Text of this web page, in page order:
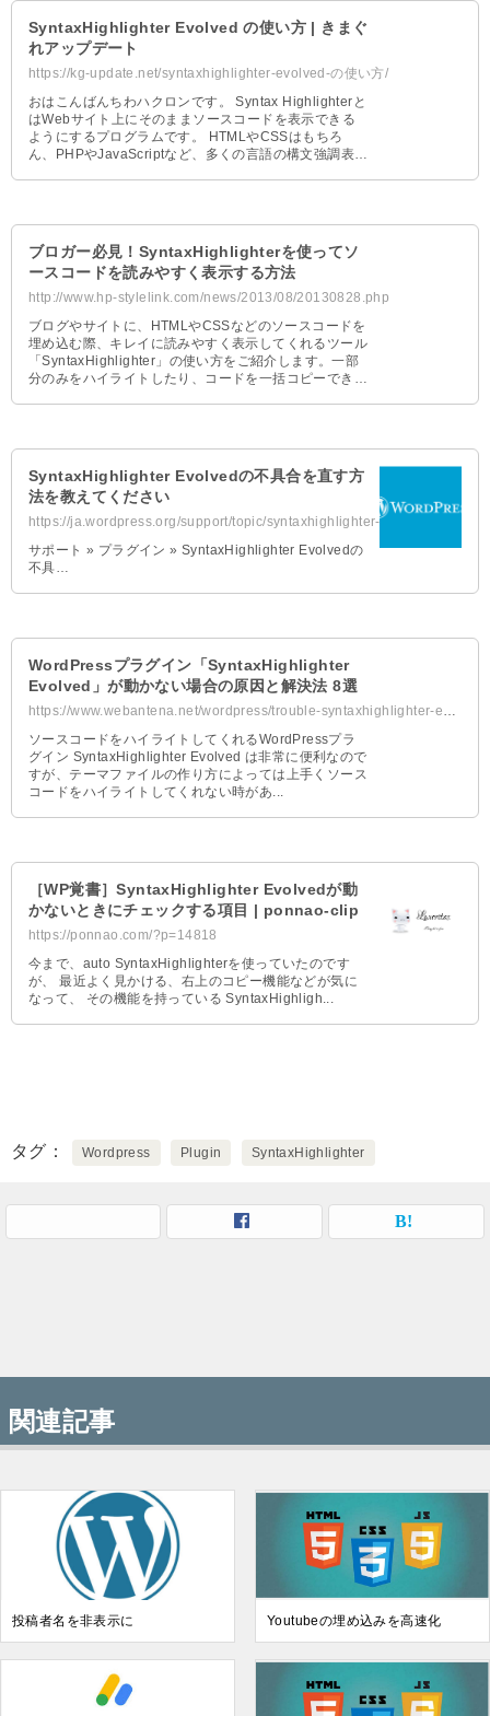
SyntaxHighlighter Evolved の使い方 | きまぐ
れアップデート
https://kg-update.net/syntaxhighlighter-evolved-の使い方/
おはこんばんちわハクロンです。 Syntax Highlighterと
はWebサイト上にそのままソースコードを表示できる
ようにするプログラムです。 HTMLやCSSはもちろ
ん、PHPやJavaScriptなど、多くの言語の構文強調表示
コードを解説
ブロガー必見！SyntaxHighlighterを使ってソ
ースコードを読みやすく表示する方法
http://www.hp-stylelink.com/news/2013/08/20130828.php
ブログやサイトに、HTMLやCSSなどのソースコードを
埋め込む際、キレイに読みやすく表示してくれるツール
「SyntaxHighlighter」の使い方をご紹介します。一部
分のみをハイライトしたり、コードを一括コピーできる
SyntaxHighlighter Evolvedの不具合を直す方
法を教えてください
サポート » プラグイン » SyntaxHighlighter Evolvedの
不具…
WordPressプラグイン「SyntaxHighlighter
Evolved」が動かない場合の原因と解決法 8選
https://www.webantena.net/wordpress/trouble-syntaxhighlighter-evolved/
ソースコードをハイライトしてくれるWordPressプラ
グイン SyntaxHighlighter Evolved は非常に便利なので
すが、テーマファイルの作り方によっては上手くソース
コードをハイライトしてくれない時があ...
［WP覚書］SyntaxHighlighter Evolvedが動
かないときにチェックする項目 | ponnao-clip
https://ponnao.com/?p=14818
今まで、auto SyntaxHighlighterを使っていたのです
が、 最近よく見かける、右上のコピー機能などが気に
なって、 その機能を持っている SyntaxHighligh...
タグ Wordpress Plugin SyntaxHighlighter
関連記事
投稿者名を非表示に Youtubeの埋め込みを高速化